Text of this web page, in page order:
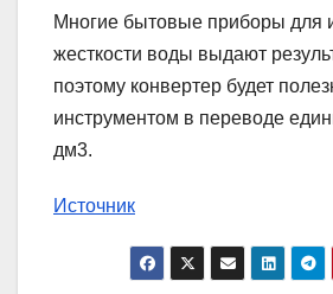
Многие бытовые приборы для
жесткости воды выдают
поэтому конвертер будет
инструментом в переводе
дм3.
Источник